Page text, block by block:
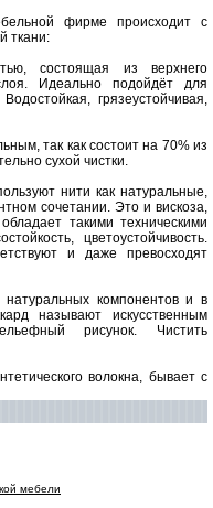
фирме происходит с
ткани:
состоящая из верхнего
Идеально подойдёт для
грязеустойчивая,
так как состоит на 70% из
сухой чистки.
нити как натуральные,
сочетании. Это и вискоза,
такими техническими
цветоустойчивость.
и даже превосходят
компонентов и в
называют искусственным
рисунок. Чистить
волокна, бывает с
мебели